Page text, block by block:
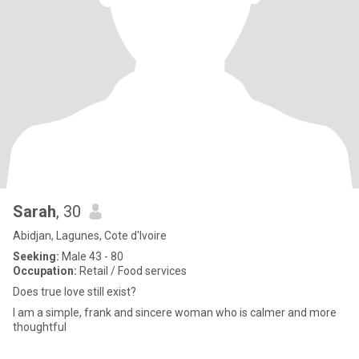
Sarah, 30
Abidjan, Lagunes, Cote d'Ivoire
Seeking: Male 43 - 80
Occupation: Retail / Food services
Does true love still exist?
I am a simple, frank and sincere woman who is calmer and more
thoughtful